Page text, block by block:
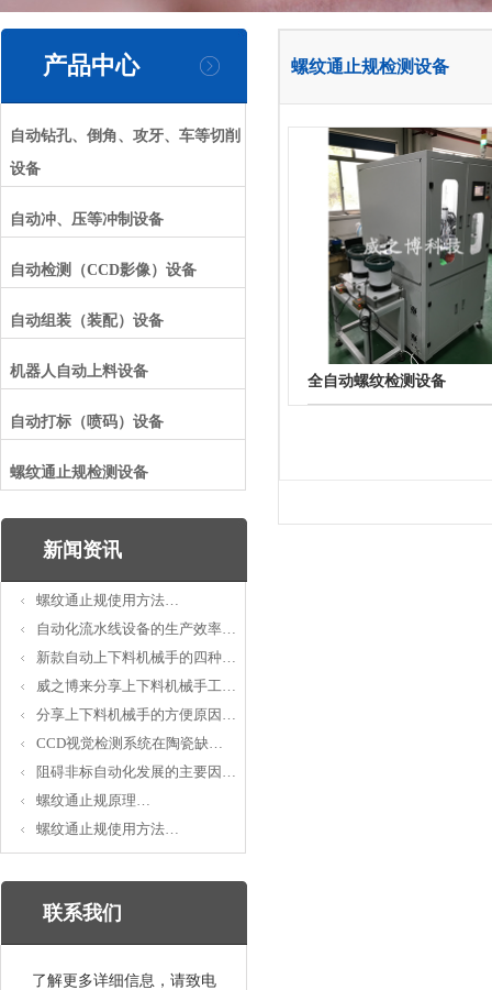
产品中心
自动钻孔、倒角、攻牙、车等切削
设备
自动冲、压等冲制设备
自动检测（CCD影像）设备
自动组装（装配）设备
机器人自动上料设备
自动打标（喷码）设备
螺纹通止规检测设备
新闻资讯
螺纹通止规使用方法…
自动化流水线设备的生产效率…
新款自动上下料机械手的四种…
威之博来分享上下料机械手工…
分享上下料机械手的方便原因…
CCD视觉检测系统在陶瓷缺…
阻碍非标自动化发展的主要因…
螺纹通止规原理…
螺纹通止规使用方法…
联系我们
了解更多详细信息，请致电
螺纹通止规检测设备
全自动螺纹检测设备